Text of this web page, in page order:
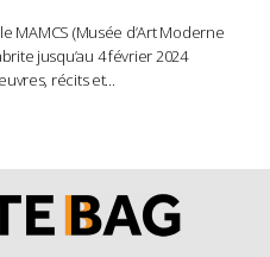
MAMCS (Musée d’Art Moderne
jusqu’au 4 février 2024
récits et...